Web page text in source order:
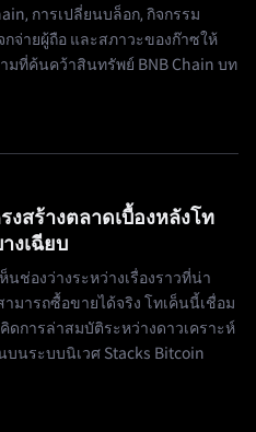
การเปลี่ยนบล็อก, กิจกรรม
กจ่ายผู้ถือ และสภาวะของก๊าซให้
มที่ค้นคว้าสินทรัพย์ BNB Chain บท
สร้างตลาดเบื้องหลังโท
งเฉียบ
ช่องว่างระหว่างเรื่องราวที่น่า
มารถซื้อขายได้จริง โทเค็นนี้เชื่อม
ดการล่าสมบัติระหว่างดาวเคราะห์
นระบบนิเวศ Stacks Bitcoin